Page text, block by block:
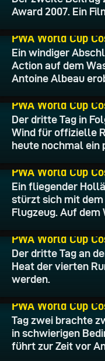
Award 2007. Ein
PWA World Cup
Ein windiger
Action auf dem
Antoine Albeau
PWA World Cup
Der dritte Tag in
Wind für offizielle
heute nochmal ein
PWA World Cup
Ein fliegender
stürzt sich mit
Flugzeug. Auf dem
PWA World Cup
Der dritte Tag an
Heat der vierten
werden.
PWA World Cup
Tag zwei brachte
in schwierigen
führt zur Zeit vor